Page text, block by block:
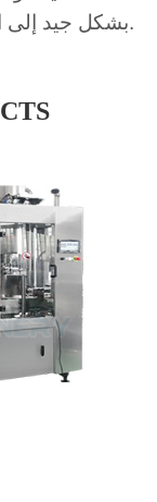
بشكل جيد إلى السوق بشكل أسرع من أي وقت مضى.